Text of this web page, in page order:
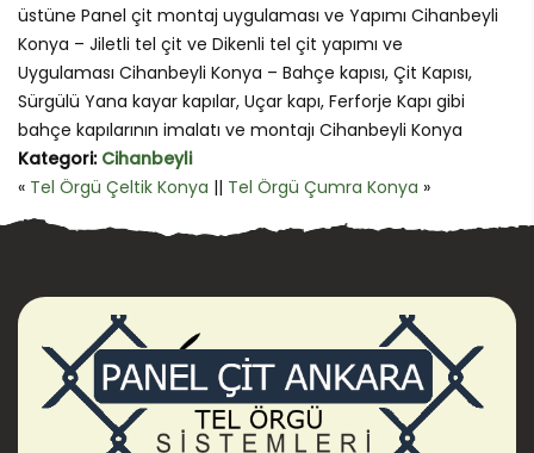
üstüne Panel çit montaj uygulaması ve Yapımı Cihanbeyli
Konya – Jiletli tel çit ve Dikenli tel çit yapımı ve
Uygulaması Cihanbeyli Konya – Bahçe kapısı, Çit Kapısı,
Sürgülü Yana kayar kapılar, Uçar kapı, Ferforje Kapı gibi
bahçe kapılarının imalatı ve montajı Cihanbeyli Konya
Kategori: Cihanbeyli
« Tel Örgü Çeltik Konya || Tel Örgü Çumra Konya »